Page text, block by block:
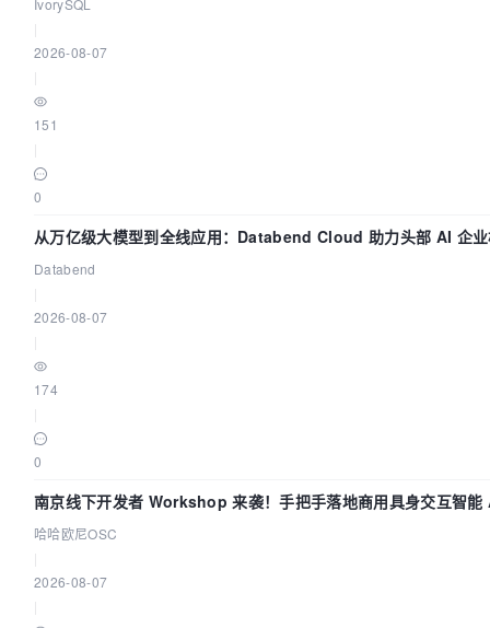
IvorySQL
2026-08-07
151
0
从万亿级大模型到全线应用：Databend Cloud 助力头部 AI 企
Trace 数据管道
Databend
2026-08-07
174
0
南京线下开发者 Workshop 来袭！手把手落地商用具身交互智
哈哈欧尼OSC
2026-08-07